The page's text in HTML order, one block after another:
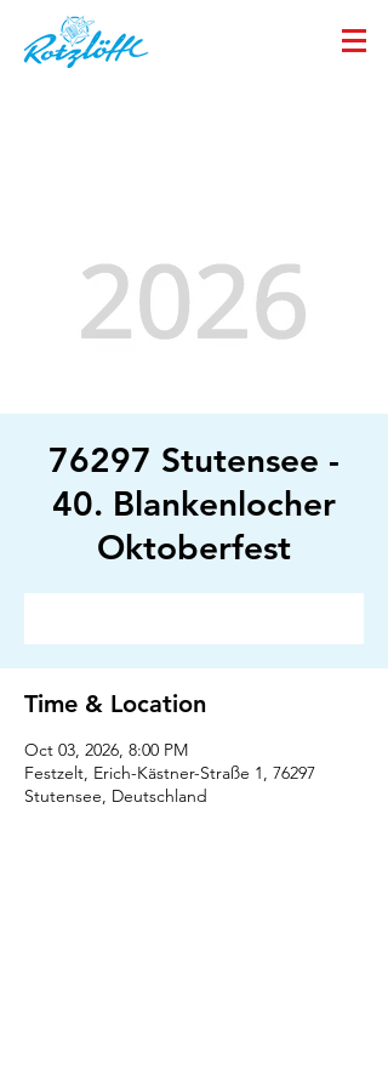
76297 Stutensee -
40. Blankenlocher
Oktoberfest
Time & Location
Oct 03, 2026, 8:00 PM
Festzelt, Erich-Kästner-Straße 1, 76297
Stutensee, Deutschland